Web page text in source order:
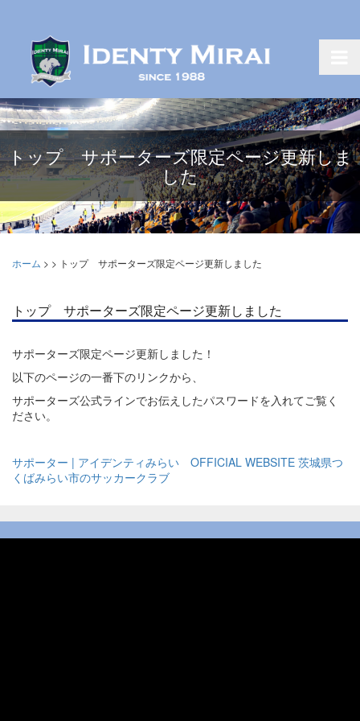
トップ サポーターズ限定ページ更新しま
した
ホーム > > トップ サポーターズ限定ページ更新しました
トップ サポーターズ限定ページ更新しました
サポーターズ限定ページ更新しました！
以下のページの一番下のリンクから、
サポーターズ公式ラインでお伝えしたパスワードを入れてご覧く
ださい。
サポーター | アイデンティみらい OFFICIAL WEBSITE 茨城県つ
くばみらい市のサッカークラブ